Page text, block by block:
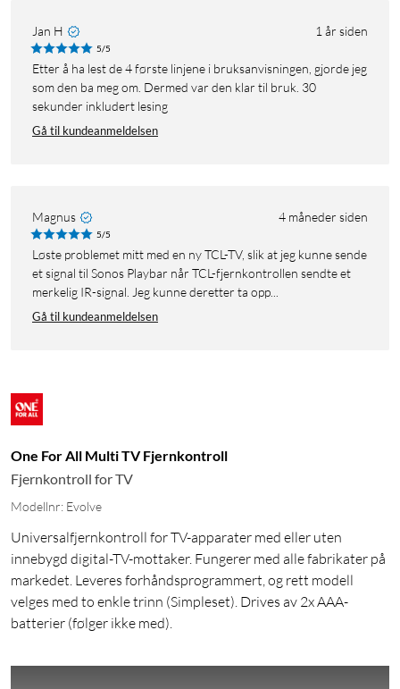
Jan H 1 år siden
5/5
Etter å ha lest de 4 første linjene i bruksanvisningen, gjorde jeg
som den ba meg om. Dermed var den klar til bruk. 30
sekunder inkludert lesing
Gå til kundeanmeldelsen
Magnus 4 måneder siden
5/5
Løste problemet mitt med en ny TCL-TV, slik at jeg kunne sende
et signal til Sonos Playbar når TCL-fjernkontrollen sendte et
merkelig IR-signal. Jeg kunne deretter ta opp...
Gå til kundeanmeldelsen
One For All Multi TV Fjernkontroll
Fjernkontroll for TV
Modellnr: Evolve
Universalfjernkontroll for TV-apparater med eller uten
innebygd digital-TV-mottaker. Fungerer med alle fabrikater på
markedet. Leveres forhåndsprogrammert, og rett modell
velges med to enkle trinn (Simpleset). Drives av 2x AAA-
batterier (følger ikke med).